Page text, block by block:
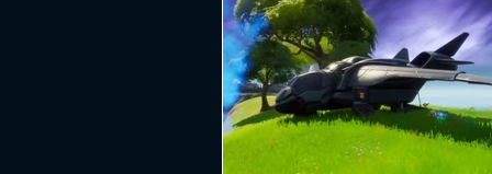
PS5 XBOX ONE